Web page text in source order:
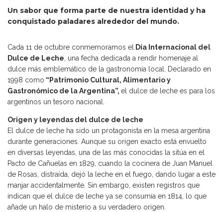
Un sabor que forma parte de nuestra identidad y ha
conquistado paladares alrededor del mundo.
Cada 11 de octubre conmemoramos el Día Internacional del
Dulce de Leche, una fecha dedicada a rendir homenaje al
dulce más emblemático de la gastronomía local. Declarado en
1998 como “Patrimonio Cultural, Alimentario y
Gastronómico de la Argentina”, el dulce de leche es para los
argentinos un tesoro nacional.
Origen y leyendas del dulce de leche
El dulce de leche ha sido un protagonista en la mesa argentina
durante generaciones. Aunque su origen exacto está envuelto
en diversas leyendas, una de las más conocidas la sitúa en el
Pacto de Cañuelas en 1829, cuando la cocinera de Juan Manuel
de Rosas, distraída, dejó la leche en el fuego, dando lugar a este
manjar accidentalmente. Sin embargo, existen registros que
indican que el dulce de leche ya se consumía en 1814, lo que
añade un halo de misterio a su verdadero origen.